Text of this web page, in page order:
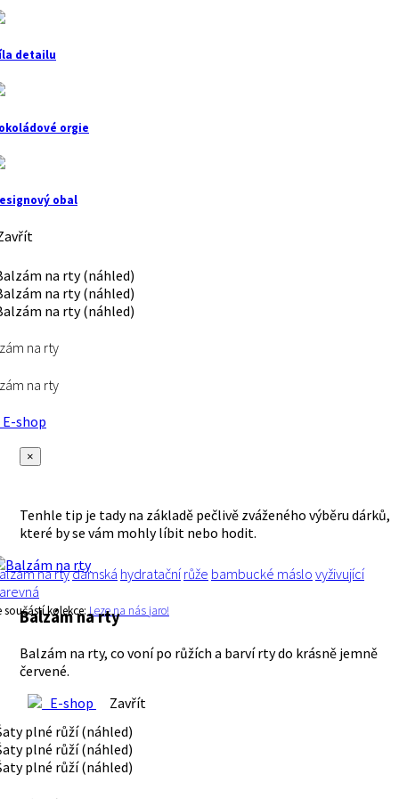
detailu
orgie
obal
na rty
na rty
shop
×
Tenhle tip je tady na základě pečlivě zváženého výběru dárků,
které by se vám mohly líbit nebo hodit.
na rtydámská hydratační růže bambucké máslo vyživující
součástí kolekce:Leze na nás jaro!
Balzám na rty
Balzám na rty, co voní po růžích a barví rty do krásně jemně
červené.
E-shop
Zavřít